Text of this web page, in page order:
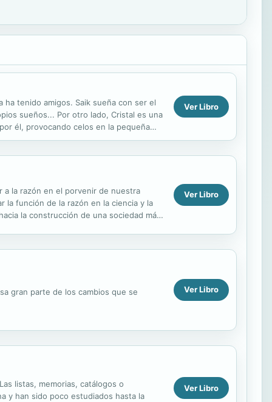
tenido amigos. Saik sueña con ser el
sueños... Por otro lado, Cristal es una
él, provocando celos en la pequeña
Ver Libro
la razón en el porvenir de nuestra
la función de la razón en la ciencia y la
la construcción de una sociedad más
Ver Libro
gran parte de los cambios que se Ver Libro
listas, memorias, catálogos o
y han sido poco estudiados hasta la
Ver Libro